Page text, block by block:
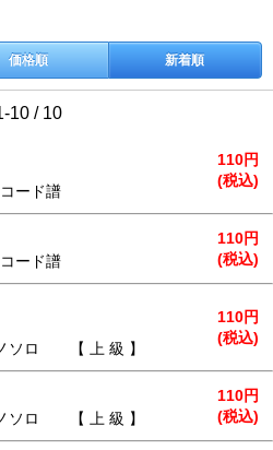
価格順 新着順
10 / 10
110円
(税込)
コード譜
110円
(税込)
コード譜
110円
(税込)
ソロ 【 上 級 】
110円
(税込)
ソロ 【 上 級 】